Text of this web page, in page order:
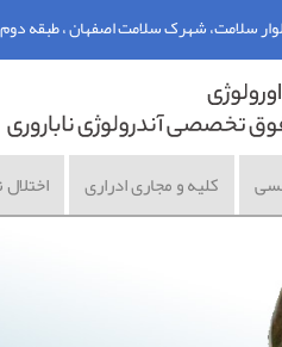
شهرک سلامت اصفهان ، طبقه دوم - تلفن :
کلیه و مجاری ادراری اختلال